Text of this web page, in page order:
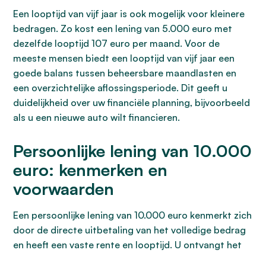
Een looptijd van vijf jaar is ook mogelijk voor kleinere
bedragen. Zo kost een lening van 5.000 euro met
dezelfde looptijd 107 euro per maand. Voor de
meeste mensen biedt een looptijd van vijf jaar een
goede balans tussen beheersbare maandlasten en
een overzichtelijke aflossingsperiode. Dit geeft u
duidelijkheid over uw financiële planning, bijvoorbeeld
als u een nieuwe auto wilt financieren.
Persoonlijke lening van 10.000
euro: kenmerken en
voorwaarden
Een persoonlijke lening van 10.000 euro kenmerkt zich
door de directe uitbetaling van het volledige bedrag
en heeft een vaste rente en looptijd. U ontvangt het